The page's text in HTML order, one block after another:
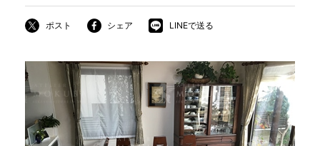
一枚板 ATELIER MOKUBA HOME
MOKUBA について
商品情報
ポスト シェア LINEで送る